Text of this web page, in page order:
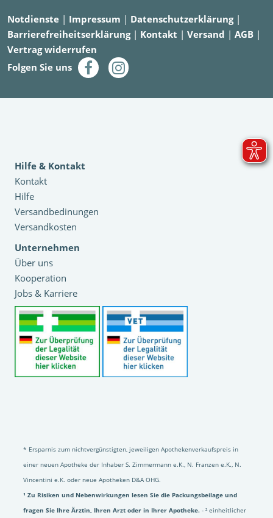
Notdienste | Impressum | Datenschutzerklärung|
Barrierefreiheitserklärung| Kontakt | Versand | AGB |
Vertrag widerrufen
Folgen Sie uns
Hilfe & Kontakt
Kontakt
Hilfe
Versandbedinungen
Versandkosten
Unternehmen
Über uns
Kooperation
Jobs & Karriere
* Ersparnis zum nichtvergünstigten, jeweiligen Apothekenverkaufspreis in
einer neuen Apotheke der Inhaber S. Zimmermann e.K., N. Franzen e.K., N.
Vincentini e.K. oder neue Apotheken D&A OHG.
¹ Zu Risiken und Nebenwirkungen lesen Sie die Packungsbeilage und
fragen Sie Ihre Ärztin, Ihren Arzt oder in Ihrer Apotheke. - ² einheitlicher